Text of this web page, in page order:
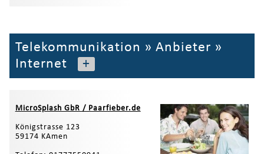
Telekommunikation » Anbieter »
Internet
+
MicroSplash GbR / Paarfieber.de
Königstrasse 123
59174 KAmen